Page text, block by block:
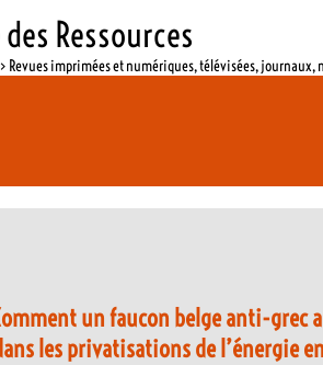
des Ressources
Revues imprimées et numériques, télévisées, journaux,
un faucon belge anti-grec
les privatisations de l’énergie